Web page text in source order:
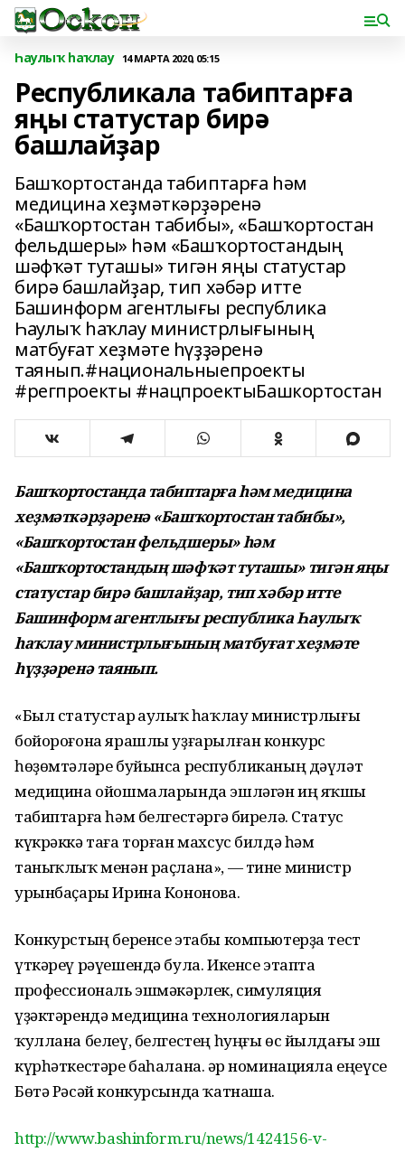
Һаулыҡ һаҡлау 14 МАРТА 2020, 05:15
Республикала табиптарға
яңы статустар бирә
башлайҙар
Башҡортостанда табиптарға һәм
медицина хеҙмәткәрҙәренә
«Башҡортостан табибы», «Башҡортостан
фельдшеры» һәм «Башҡортостандың
шәфҡәт туташы» тигән яңы статустар
бирә башлайҙар, тип хәбәр итте
Башинформ агентлығы республика
Һаулыҡ һаҡлау министрлығының
матбуғат хеҙмәте һүҙҙәренә
таянып.#национальныепроекты
#регпроекты #нацпроектыБашкортостан
Башҡортостанда табиптарға һәм медицина
хеҙмәткәрҙәренә «Башҡортостан табибы»,
«Башҡортостан фельдшеры» һәм
«Башҡортостандың шәфҡәт туташы» тигән яңы
статустар бирә башлайҙар, тип хәбәр итте
Башинформ агентлығы республика Һаулыҡ
һаҡлау министрлығының матбуғат хеҙмәте
һүҙҙәренә таянып.
«Был статустар Һаулыҡ һаҡлау министрлығы
бойороғона ярашлы уҙғарылған конкурс
һөҙөмтәләре буйынса республиканың дәүләт
медицина ойошмаларында эшләгән иң яҡшы
табиптарға һәм белгестәргә бирелә. Статус
күкрәккә таға торған махсус билдә һәм
таныҡлыҡ менән раҫлана», — тине министр
урынбаҫары Ирина Кононова.
Конкурстың беренсе этабы компьютерҙа тест
үткәреү рәүешендә була. Икенсе этапта
профессиональ эшмәкәрлек, симуляция
үҙәктәрендә медицина технологияларын
ҡуллана белеү, белгестең һуңғы өс йылдағы эш
күрһәткестәре баһалана. Һәр номинацияла еңеүсе
Бөтә Рәсәй конкурсында ҡатнаша.
http://www.bashinform.ru/news/1424156-v-